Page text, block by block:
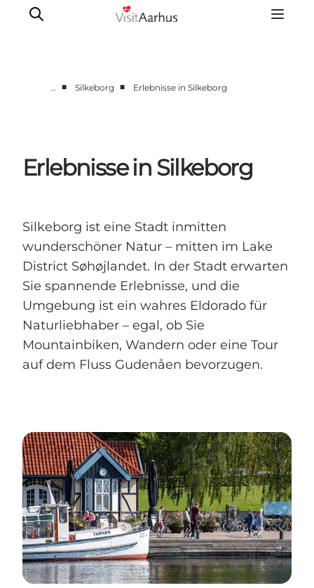
Djursland
Randers
Viborg
Favrskov
… ■ Silkeborg ■ Erlebnisse in Silkeborg
Erlebnisse in Silkeborg
Silkeborg ist eine Stadt inmitten
wunderschöner Natur – mitten im Lake
District Søhøjlandet. In der Stadt erwarten
Sie spannende Erlebnisse, und die
Umgebung ist ein wahres Eldorado für
Naturliebhaber – egal, ob Sie
Mountainbiken, Wandern oder eine Tour
auf dem Fluss Gudenåen bevorzugen.